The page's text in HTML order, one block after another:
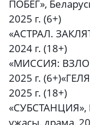
ПОБЕГ»,
2025 г. (6+)
«АСТРАЛ.
2024 г. (18+)
«МИССИЯ:
2025 г.
2025 г. (18+)
«СУБСТАНЦИЯ»,
ужасы, драма,